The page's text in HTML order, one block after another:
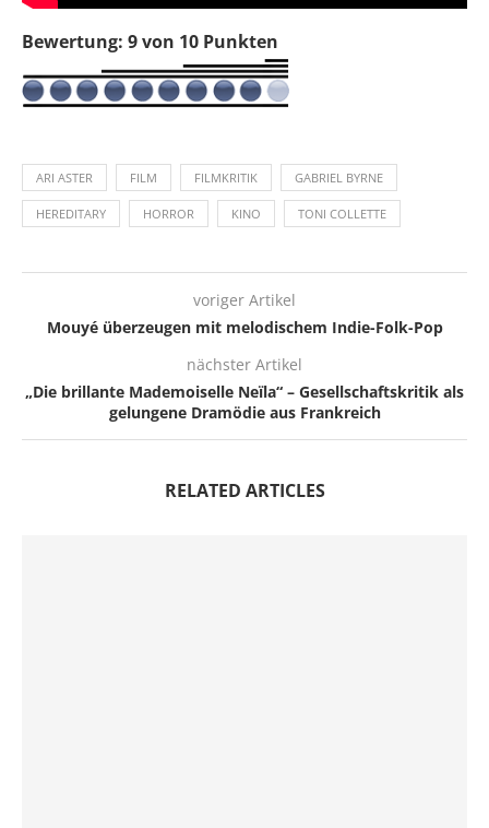
Bewertung: 9 von 10 Punkten
ARI ASTER FILM FILMKRITIK GABRIEL BYRNE
HEREDITARY HORROR KINO TONI COLLETTE
voriger Artikel
Mouyé überzeugen mit melodischem Indie-Folk-Pop
nächster Artikel
„Die brillante Mademoiselle Neïla“ – Gesellschaftskritik als
gelungene Dramödie aus Frankreich
RELATED ARTICLES